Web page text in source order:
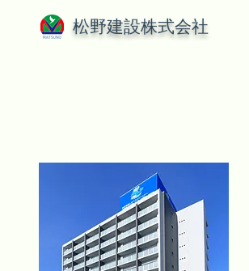
松野建設株式会社